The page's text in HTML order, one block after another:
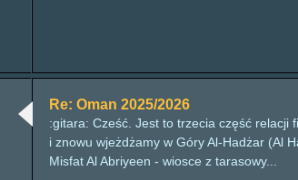
Re: Oman 2025/2026
:gitara: Cześć. Jest to trzecia część relacji
i znowu wjeżdżamy w Góry Al-Hadżar (Al
Misfat Al Abriyeen - wiosce z tarasowy...